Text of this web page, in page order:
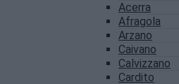
Acerra
Afragola
Arzano
Caivano
Calvizzano
Cardito